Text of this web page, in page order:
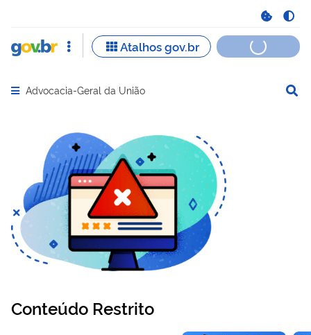
Abrir menu principal de navegação
Advocacia-Geral da União
Conteúdo Restrito